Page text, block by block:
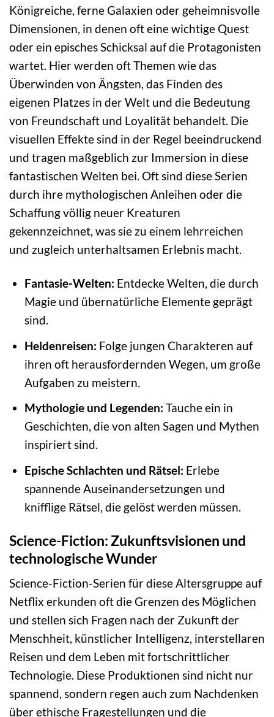
Königreiche, ferne Galaxien oder geheimnisvolle
Dimensionen, in denen oft eine wichtige Quest
oder ein episches Schicksal auf die Protagonisten
wartet. Hier werden oft Themen wie das
Überwinden von Ängsten, das Finden des
eigenen Platzes in der Welt und die Bedeutung
von Freundschaft und Loyalität behandelt. Die
visuellen Effekte sind in der Regel beeindruckend
und tragen maßgeblich zur Immersion in diese
fantastischen Welten bei. Oft sind diese Serien
durch ihre mythologischen Anleihen oder die
Schaffung völlig neuer Kreaturen
gekennzeichnet, was sie zu einem lehrreichen
und zugleich unterhaltsamen Erlebnis macht.
Fantasie-Welten: Entdecke Welten, die durch
Magie und übernatürliche Elemente geprägt
sind.
Heldenreisen: Folge jungen Charakteren auf
ihren oft herausfordernden Wegen, um große
Aufgaben zu meistern.
Mythologie und Legenden: Tauche ein in
Geschichten, die von alten Sagen und Mythen
inspiriert sind.
Epische Schlachten und Rätsel: Erlebe
spannende Auseinandersetzungen und
knifflige Rätsel, die gelöst werden müssen.
Science-Fiction: Zukunftsvisionen und
technologische Wunder
Science-Fiction-Serien für diese Altersgruppe auf
Netflix erkunden oft die Grenzen des Möglichen
und stellen sich Fragen nach der Zukunft der
Menschheit, künstlicher Intelligenz, interstellaren
Reisen und dem Leben mit fortschrittlicher
Technologie. Diese Produktionen sind nicht nur
spannend, sondern regen auch zum Nachdenken
über ethische Fragestellungen und die